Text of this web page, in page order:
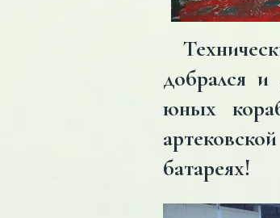
добрался
юных
батареях!